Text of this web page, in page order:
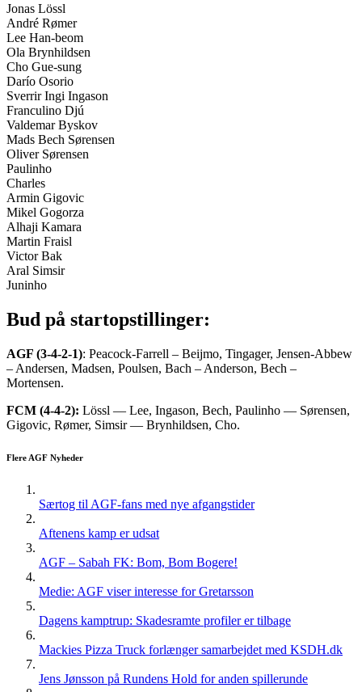
Jonas Lössl
André Rømer
Lee Han-beom
Ola Brynhildsen
Cho Gue-sung
Darío Osorio
Sverrir Ingi Ingason
Franculino Djú
Valdemar Byskov
Mads Bech Sørensen
Oliver Sørensen
Paulinho
Charles
Armin Gigovic
Mikel Gogorza
Alhaji Kamara
Martin Fraisl
Victor Bak
Aral Simsir
Juninho
Bud på startopstillinger:
AGF (3-4-2-1): Peacock-Farrell – Beijmo, Tingager, Jensen-Abbew
– Andersen, Madsen, Poulsen, Bach – Anderson, Bech –
Mortensen.
FCM (4-4-2): Lössl — Lee, Ingason, Bech, Paulinho — Sørensen,
Gigovic, Rømer, Simsir — Brynhildsen, Cho.
Flere AGF Nyheder
Særtog til AGF-fans med nye afgangstider
Aftenens kamp er udsat
AGF – Sabah FK: Bom, Bom Bogere!
Medie: AGF viser interesse for Gretarsson
Dagens kamptrup: Skadesramte profiler er tilbage
Mackies Pizza Truck forlænger samarbejdet med KSDH.dk
Jens Jønsson på Rundens Hold for anden spillerunde